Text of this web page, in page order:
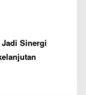
Jadi Sinergi